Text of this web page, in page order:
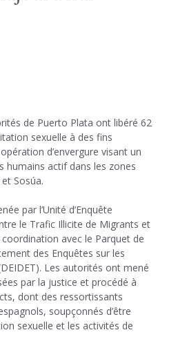
de Puerto Plata ont libéré 62
sexuelle à des fins
d’envergure visant un
humains actif dans les zones
Sosúa.
par l’Unité d’Enquête
le Trafic Illicite de Migrants et
avec le Parquet de
des Enquêtes sur les
Les autorités ont mené
par la justice et procédé à
dont des ressortissants
soupçonnés d’être
sexuelle et les activités de